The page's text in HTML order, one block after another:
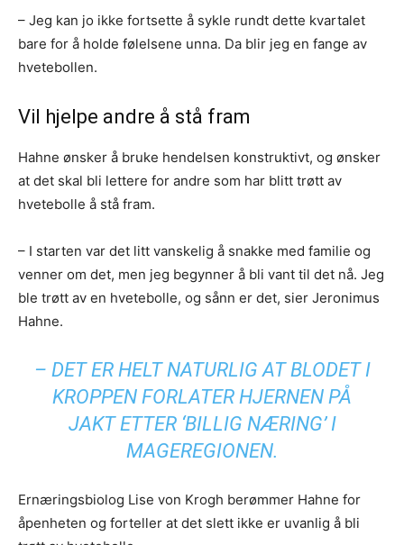
– Jeg kan jo ikke fortsette å sykle rundt dette kvartalet
bare for å holde følelsene unna. Da blir jeg en fange av
hvetebollen.
Vil hjelpe andre å stå fram
Hahne ønsker å bruke hendelsen konstruktivt, og ønsker
at det skal bli lettere for andre som har blitt trøtt av
hvetebolle å stå fram.
– I starten var det litt vanskelig å snakke med familie og
venner om det, men jeg begynner å bli vant til det nå. Jeg
ble trøtt av en hvetebolle, og sånn er det, sier Jeronimus
Hahne.
– DET ER HELT NATURLIG AT BLODET I
KROPPEN FORLATER HJERNEN PÅ
JAKT ETTER ‘BILLIG NÆRING’ I
MAGEREGIONEN.
Ernæringsbiolog Lise von Krogh berømmer Hahne for
åpenheten og forteller at det slett ikke er uvanlig å bli